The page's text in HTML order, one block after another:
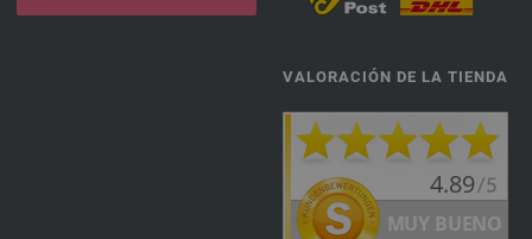
VALORACIÓN DE LA TIENDA